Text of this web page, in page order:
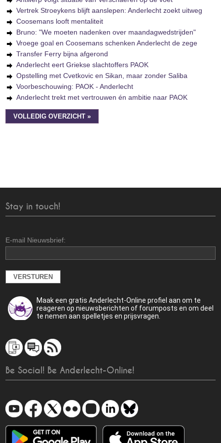
Vertrek Stroeykens blijft aanslepen: Anderlecht zoekt uitweg
Coosemans looft mentaliteit
Bruno: "We moeten nadenken over maandagwedstrijden"
Vroege goal en Coosemans schenken Anderlecht de zege
Transfer Ferry bijna afgerond
Anderlecht eert Griekse slachtoffers PAOK
Opstelling met Cvetkovic en Sikan, maar zonder Saliba
Voorbeschouwing: PAOK - Anderlecht
Anderlecht trekt met vertrouwen én ambitie naar PAOK
VOLLEDIG OVERZICHT »
Stay in touch!
E-mail Nieuwsbrief:
Maak een gratis Anderlecht-Online profiel aan om te
reageren op nieuwsberichten of forumposts en om deel
te nemen aan spelletjes en prijsvragen.
Be Social! Be Anderlecht-Online!